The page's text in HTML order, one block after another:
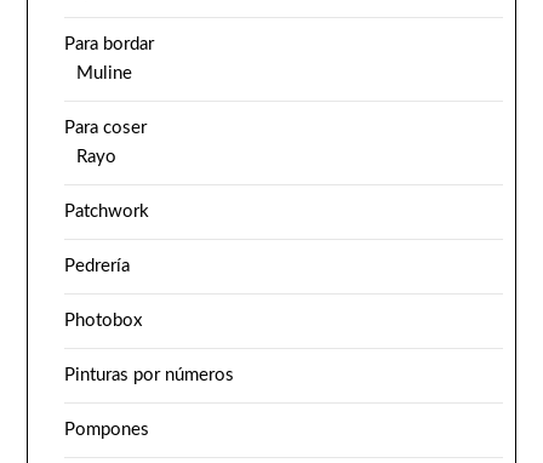
Para bordar
Muline
Para coser
Rayo
Patchwork
Pedrería
Photobox
Pinturas por números
Pompones